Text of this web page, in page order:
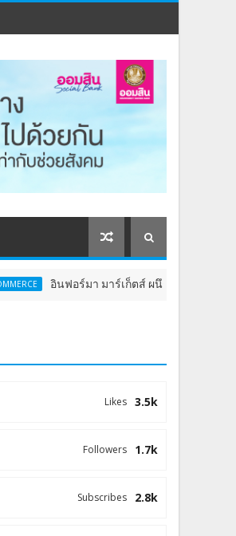
ฟอร์มา มาร์เก็ตส์ ผนึกเครือข่ายธุรกิจท่องเที่ยว-
3.5k
Likes
1.7k
Followers
2.8k
Subscribes